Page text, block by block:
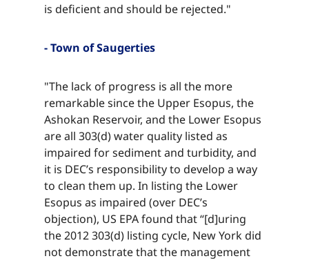
is deficient and should be rejected."​​​​‌ ‍ ​‍​‍‌‍ ‌ ​‍‌‍‍‌‌‍‌ ‌‍‍‌‌‍ ‍​‍​‍​ ‍‍​‍​‍‌ ​ ‌‍​‌‌‍ ‍‌‍‍‌‌ ‌​‌ ‍‌​‍ ‍‌‍‍‌‌‍ ​‍​‍​‍ ​​‍​‍‌‍‍​‌ ​‍‌‍‌‌‌‍‌‍​‍​‍​ ‍‍​‍​‍‌‍‍​‌ ‌​‌ ‌​‌ ​​‌ ​ ​ ‍‍​‍ ​‍ ‌‍​ ‌‍ ‌‌ ​ ​‍ ‍‌‍ ‌‌‍​‌‌‍‍‌‌‍ ‍​‍ ‍​ ​‍​ ​​​ ​‍​ ‌​‌ ​‍‌‍‌‌‌‍‌​‌‍‌‌‌ ​ ‌‍‍‌‌‍‌ ‌‍ ‍​‍ ‍‌ ​‍‌‍‍‌‌ ‌‍‌‍‌‌‌ ​‍‌‍‍ ‌‍‌‌‌‍‌‌‌ ​​‌‍‌‌‌ ​‍​‍ ‍‌‍ ‌ ​‍‌‍‌ ​‍ ‌‍‍‌‌‍ ‍‌ ‌​‌‍‌‌‌‍ ‍‌ ‌​​‍ ‌‍‌‌‌‍‌​‌‍‍‌‌ ‌​​‍ ‌‍ ‌‌‍ ‌‍‌​‌‍‌‌​ ‌‌ ​​‌ ​‍‌‍‌‌‌ ​ ‌‍‌‌‌‍ ‍‌ ‌​‌‍​‌‌ ‌​‌‍‍‌‌‍ ‌‍ ‍​ ‍ ‌‍‍‌‌‍‌​​ ‌​ ‌ ​ ​‌​ ​‌​ ​‌​ ​ ‌‍​‌​ ​​​ ​ ​‍ ‌​ ​‌​ ‌​​ ‌‌‌‍​ ​‍ ‌​ ‌​‌‍​‍​ ‌‌​ ‌ ​‍ ‌‌‍​‍​ ​​​ ‌‍‌‍​ ​‍ ‌​ ​​​ ‌ ​ ‌‌​ ​​​ ‍‌​ ​ ​ ​‍‌‍‌‍​ ​​​ ‍‌​ ​‌‌‍​‌​ ‍ ‌ ‌​‌ ‍‌‌ ​​‌‍‌‌​ ‌‌‍​‌‌ ​‍‌ ‌​‌‍‍‌‌‍​ ‌‍ ​‌‍‌‌​ ‍ ‌ ​​‌‍​‌‌ ‌​‌‍‍​​ ‌‌‍​ ‌‍ ‌‍ ‍‌ ‌​‌‍‌‌‌‍ ‍‌ ‌​​‍‌‌​ ‌‌‌​​‍‌‌ ‌‍‍ ‌‍‌‌‌ ‍‌​‍‌‌​ ​ ‌​‌​​‍‌‌​ ​ ‌​‌​​‍‌‌​ ​‍​ ​‍​ ‌​​ ​ ​ ‍‌​ ‌‍​ ‌‍​ ‍​​ ‍‌​ ‌​‌‍‌‍‌‍​‍​ ‍​​ ‌​​‍‌‌​ ​‍​ ​‍​‍‌‌​ ‌‌‌​‌​​‍ ‍‌‍​ ‌‍‍​‌‍‍‌‌‍ ​‌‍‌​‌ ​‍‌‍‌‌‌‍ ‍​‍‌‌​ ‌‌‌​​‍‌‌ ‌‍‍ ‌‍‌‌‌ ‍‌​‍‌‌​ ​ ‌​‌​​‍‌‌​ ​ ‌​‌​​‍‌‌​ ​‍​ ​‍​ ‌​​ ​ ​ ‍‌​ ‌‍​ ‌‍​ ‍​​ ‍‌​ ‌​‌‍‌‍‌‍​‍​ ‍​​ ‌​​ ​​​‍‌‌​ ​‍​ ​‍​‍‌‌​ ‌‌‌​‌​​‍ ‍‌ ‌​‌‍‌‌‌ ‍​‌ ‌​​ ‌‍​‍‌‍​‌‌ ​ ‌‍‌‌‌‌‌‌‌ ​‍‌‍ ​​ ‌‌‍‍​‌ ‌​‌ ‌​‌ ​​‌ ​ ​‍‌‌​ ​ ‌​​‌​‍‌‌​ ​‍‌​‌‍​‍‌‌​ ​‍‌​‌‍‌‍​ ‌‍ ‌‌ ​ ​‍ ‍‌‍ ‌‌‍​‌‌‍‍‌‌‍ ‍​‍ ‍​ ​‍​ ​​​ ​‍​ ‌​‌ ​‍‌‍‌‌‌‍‌​‌‍‌‌‌ ​ ‌‍‍‌‌‍‌ ‌‍ ‍​‍ ‍‌ ​‍‌‍‍‌‌ ‌‍‌‍‌‌‌ ​‍‌‍‍ ‌‍‌‌‌‍‌‌‌ ​​‌‍‌‌‌ ​‍​‍ ‍‌‍ ‌ ​‍‌‍‌ ​‍‌‍‌‍‍‌‌‍‌​​ ‌​ ‌ ​ ​‌​ ​‌​ ​‌​ ​ ‌‍​‌​ ​​​ ​ ​‍ ‌​ ​‌​ ‌​​ ‌‌‌‍​ ​‍ ‌​ ‌​‌‍​‍​ ‌‌​ ‌ ​‍ ‌‌‍​‍​ ​​​ ‌‍‌‍​ ​‍ ‌​ ​​​ ‌ ​ ‌‌​ ​​​ ‍‌​ ​ ​ ​‍‌‍‌‍​ ​​​ ‍‌​ ​‌‌‍​‌​‍‌‍‌ ‌​‌ ‍‌‌ ​​‌‍‌‌​ ‌‌‍​‌‌ ​‍‌ ‌​‌‍‍‌‌‍​ ‌‍ ​‌‍‌‌​‍‌‍‌ ​​‌‍​‌‌ ‌​‌‍‍​​ ‌‌‍​ ‌‍ ‌‍ ‍‌ ‌​‌‍‌‌‌‍ ‍‌ ‌​​‍‌‌​ ‌‌‌​​‍‌‌ ‌‍‍ ‌‍‌‌‌ ‍‌​‍‌‌​ ​ ‌​‌​​‍‌‌​ ​ ‌​‌​​‍‌‌​ ​‍​ ​‍​ ‌​​ ​ ​ ‍‌​ ‌‍​ ‌‍​ ‍​​ ‍‌​ ‌​‌‍‌‍‌‍​‍​ ‍​​ ‌​​‍‌‌​ ​‍​ ​‍​‍‌‌​ ‌‌‌​‌​​‍ ‍‌‍​ ‌‍‍​‌‍‍‌‌‍ ​‌‍‌​‌ ​‍‌‍‌‌‌‍ ‍​‍‌‌​ ‌‌‌​​‍‌‌ ‌‍‍ ‌‍‌‌‌ ‍‌​‍‌‌​ ​ ‌​‌​​‍‌‌​ ​ ‌​‌​​‍‌‌​ ​‍​ ​‍​ ‌​​ ​ ​ ‍‌​ ‌‍​ ‌‍​ ‍​​ ‍‌​ ‌​‌‍‌‍‌‍​‍​ ‍​​ ‌​​ ​​​‍‌‌​ ​‍​ ​‍​‍‌‌​ ‌‌‌​‌​​‍ ‍‌ ‌​‌‍‌‌‌ ‍​‌ ‌​​‍‌‍‌ ​​‌‍‌‌‌ ​‍‌ ​ ‌ ​​‌‍‌‌‌‍​ ‌ ‌​‌‍‍‌‌ ‌‍‌‍‌‌​ ‌‌ ​​‌ ‌‌‌‍​‍‌‍ ​‌‍‍‌‌ ​ ‌‍‍​‌‍‌‌‌‍‌​​‍​‍‌ ‌
- Town of Saugerties​​​​‌ ‍ ​‍​‍‌‍ ‌ ​‍‌‍‍‌‌‍‌ ‌‍‍‌‌‍ ‍​‍​‍​ ‍‍​‍​‍‌ ​ ‌‍​‌‌‍ ‍‌‍‍‌‌ ‌​‌ ‍‌​‍ ‍‌‍‍‌‌‍ ​‍​‍​‍ ​​‍​‍‌‍‍​‌ ​‍‌‍‌‌‌‍‌‍​‍​‍​ ‍‍​‍​‍‌‍‍​‌ ‌​‌ ‌​‌ ​​‌ ​ ​ ‍‍​‍ ​‍ ‌‍​ ‌‍ ‌‌ ​ ​‍ ‍‌‍ ‌‌‍​‌‌‍‍‌‌‍ ‍​‍ ‍​ ​‍​ ​​​ ​‍​ ‌​‌ ​‍‌‍‌‌‌‍‌​‌‍‌‌‌ ​ ‌‍‍‌‌‍‌ ‌‍ ‍​‍ ‍‌ ​‍‌‍‍‌‌ ‌‍‌‍‌‌‌ ​‍‌‍‍ ‌‍‌‌‌‍‌‌‌ ​​‌‍‌‌‌ ​‍​‍ ‍‌‍ ‌ ​‍‌‍‌ ​‍ ‌‍‍‌‌‍ ‍‌ ‌​‌‍‌‌‌‍ ‍‌ ‌​​‍ ‌‍‌‌‌‍‌​‌‍‍‌‌ ‌​​‍ ‌‍ ‌‌‍ ‌‍‌​‌‍‌‌​ ‌‌ ​​‌ ​‍‌‍‌‌‌ ​ ‌‍‌‌‌‍ ‍‌ ‌​‌‍​‌‌ ‌​‌‍‍‌‌‍ ‌‍ ‍​ ‍ ‌‍‍‌‌‍‌​​ ‌​ ‌ ​ ​‌​ ​‌​ ​‌​ ​ ‌‍​‌​ ​​​ ​ ​‍ ‌​ ​‌​ ‌​​ ‌‌‌‍​ ​‍ ‌​ ‌​‌‍​‍​ ‌‌​ ‌ ​‍ ‌‌‍​‍​ ​​​ ‌‍‌‍​ ​‍ ‌​ ​​​ ‌ ​ ‌‌​ ​​​ ‍‌​ ​ ​ ​‍‌‍‌‍​ ​​​ ‍‌​ ​‌‌‍​‌​ ‍ ‌ ‌​‌ ‍‌‌ ​​‌‍‌‌​ ‌‌‍​‌‌ ​‍‌ ‌​‌‍‍‌‌‍​ ‌‍ ​‌‍‌‌​ ‍ ‌ ​​‌‍​‌‌ ‌​‌‍‍​​ ‌‌‍​ ‌‍ ‌‍ ‍‌ ‌​‌‍‌‌‌‍ ‍‌ ‌​​‍‌‌​ ‌‌‌​​‍‌‌ ‌‍‍ ‌‍‌‌‌ ‍‌​‍‌‌​ ​ ‌​‌​​‍‌‌​ ​ ‌​‌​​‍‌‌​ ​‍​ ​‍‌‍​‍​ ​ ​ ‌‍​ ‌​​ ​‍​ ​‍‌‍‌‍‌‍‌‌​ ‌‍‌‍‌​​ ‍​​ ‌ ​‍‌‌​ ​‍​ ​‍​‍‌‌​ ‌‌‌​‌​​‍ ‍‌‍​ ‌‍‍​‌‍‍‌‌‍ ​‌‍‌​‌ ​‍‌‍‌‌‌‍ ‍​‍‌‌​ ‌‌‌​​‍‌‌ ‌‍‍ ‌‍‌‌‌ ‍‌​‍‌‌​ ​ ‌​‌​​‍‌‌​ ​ ‌​‌​​‍‌‌​ ​‍​ ​‍‌‍​‍​ ​ ​ ‌‍​ ‌​​ ​‍​ ​‍‌‍‌‍‌‍‌‌​ ‌‍‌‍‌​​ ‍​​ ‌ ​ ​​​‍‌‌​ ​‍​ ​‍​‍‌‌​ ‌‌‌​‌​​‍ ‍‌ ‌​‌‍‌‌‌ ‍​‌ ‌​​ ‌‍​‍‌‍​‌‌ ​ ‌‍‌‌‌‌‌‌‌ ​‍‌‍ ​​ ‌‌‍‍​‌ ‌​‌ ‌​‌ ​​‌ ​ ​‍‌‌​ ​ ‌​​‌​‍‌‌​ ​‍‌​‌‍​‍‌‌​ ​‍‌​‌‍‌‍​ ‌‍ ‌‌ ​ ​‍ ‍‌‍ ‌‌‍​‌‌‍‍‌‌‍ ‍​‍ ‍​ ​‍​ ​​​ ​‍​ ‌​‌ ​‍‌‍‌‌‌‍‌​‌‍‌‌‌ ​ ‌‍‍‌‌‍‌ ‌‍ ‍​‍ ‍‌ ​‍‌‍‍‌‌ ‌‍‌‍‌‌‌ ​‍‌‍‍ ‌‍‌‌‌‍‌‌‌ ​​‌‍‌‌‌ ​‍​‍ ‍‌‍ ‌ ​‍‌‍‌ ​‍‌‍‌‍‍‌‌‍‌​​ ‌​ ‌ ​ ​‌​ ​‌​ ​‌​ ​ ‌‍​‌​ ​​​ ​ ​‍ ‌​ ​‌​ ‌​​ ‌‌‌‍​ ​‍ ‌​ ‌​‌‍​‍​ ‌‌​ ‌ ​‍ ‌‌‍​‍​ ​​​ ‌‍‌‍​ ​‍ ‌​ ​​​ ‌ ​ ‌‌​ ​​​ ‍‌​ ​ ​ ​‍‌‍‌‍​ ​​​ ‍‌​ ​‌‌‍​‌​‍‌‍‌ ‌​‌ ‍‌‌ ​​‌‍‌‌​ ‌‌‍​‌‌ ​‍‌ ‌​‌‍‍‌‌‍​ ‌‍ ​‌‍‌‌​‍‌‍‌ ​​‌‍​‌‌ ‌​‌‍‍​​ ‌‌‍​ ‌‍ ‌‍ ‍‌ ‌​‌‍‌‌‌‍ ‍‌ ‌​​‍‌‌​ ‌‌‌​​‍‌‌ ‌‍‍ ‌‍‌‌‌ ‍‌​‍‌‌​ ​ ‌​‌​​‍‌‌​ ​ ‌​‌​​‍‌‌​ ​‍​ ​‍‌‍​‍​ ​ ​ ‌‍​ ‌​​ ​‍​ ​‍‌‍‌‍‌‍‌‌​ ‌‍‌‍‌​​ ‍​​ ‌ ​‍‌‌​ ​‍​ ​‍​‍‌‌​ ‌‌‌​‌​​‍ ‍‌‍​ ‌‍‍​‌‍‍‌‌‍ ​‌‍‌​‌ ​‍‌‍‌‌‌‍ ‍​‍‌‌​ ‌‌‌​​‍‌‌ ‌‍‍ ‌‍‌‌‌ ‍‌​‍‌‌​ ​ ‌​‌​​‍‌‌​ ​ ‌​‌​​‍‌‌​ ​‍​ ​‍‌‍​‍​ ​ ​ ‌‍​ ‌​​ ​‍​ ​‍‌‍‌‍‌‍‌‌​ ‌‍‌‍‌​​ ‍​​ ‌ ​ ​​​‍‌‌​ ​‍​ ​‍​‍‌‌​ ‌‌‌​‌​​‍ ‍‌ ‌​‌‍‌‌‌ ‍​‌ ‌​​‍‌‍‌ ​​‌‍‌‌‌ ​‍‌ ​ ‌ ​​‌‍‌‌‌‍​ ‌ ‌​‌‍‍‌‌ ‌‍‌‍‌‌​ ‌‌ ​​‌ ‌‌‌‍​‍‌‍ ​‌‍‍‌‌ ​ ‌‍‍​‌‍‌‌‌‍‌​​‍​‍‌ ‌
"The lack of progress is all the more
remarkable since the Upper Esopus, the
Ashokan Reservoir, and the Lower Esopus
are all 303(d) water quality listed as
impaired for sediment and turbidity, and
it is DEC’s responsibility to develop a way
to clean them up. In listing the Lower
Esopus as impaired (over DEC’s
objection), US EPA found that “[d]uring
the 2012 303(d) listing cycle, New York did
not demonstrate that the management